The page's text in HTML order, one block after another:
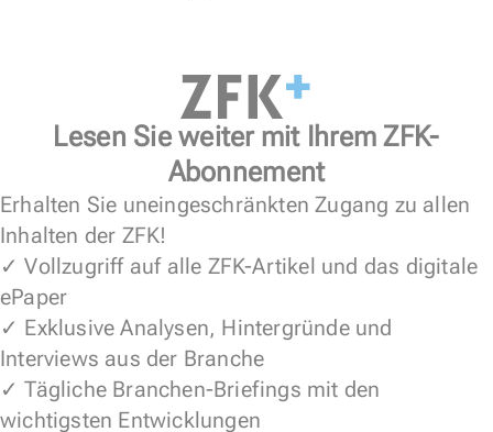
Lesen Sie weiter mit Ihrem ZFK-
Abonnement
Erhalten Sie uneingeschränkten Zugang zu allen
Inhalten der ZFK!
✓ Vollzugriff auf alle ZFK-Artikel und das digitale
ePaper
✓ Exklusive Analysen, Hintergründe und
Interviews aus der Branche
✓ Tägliche Branchen-Briefings mit den
wichtigsten Entwicklungen